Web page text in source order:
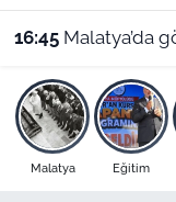
16:45 Malatya’da
Malatya Eğitim
Ekonomi
Dünya
Bölge
Malatya
Malatya
Süper Lig